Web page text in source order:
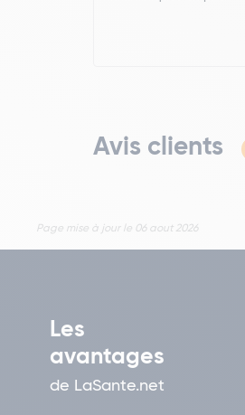
Avis clients
Page mise à jour le 06 aout 2026
Les
avantages
de LaSante.net